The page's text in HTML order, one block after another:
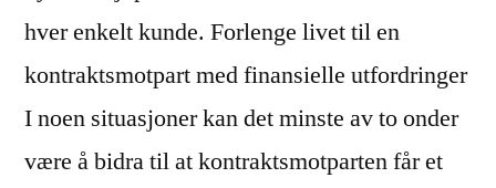
hver enkelt kunde. Forlenge livet til en
kontraktsmotpart med finansielle utfordringer
I noen situasjoner kan det minste av to onder
være å bidra til at kontraktsmotparten får et